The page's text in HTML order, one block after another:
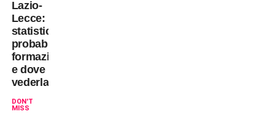
Lazio-
Lecce:
statistiche,
probabili
formazioni
e dove
vederla
DON'T
MISS